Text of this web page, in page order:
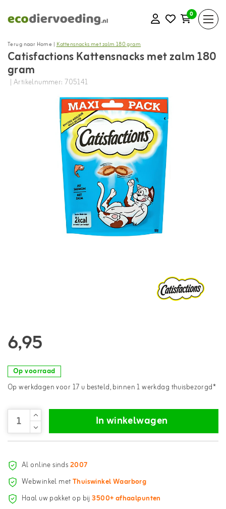
0
Terug naar Home |Kattensnacks met zalm 180 gram
Catisfactions Kattensnacks met zalm 180
gram
| Artikelnummer: 705141
6,95
Op voorraad
Op werkdagen voor 17 u besteld, binnen 1 werkdag thuisbezorgd*
In winkelwagen
Al online sinds2007
Webwinkel metThuiswinkel Waarborg
Haal uw pakket op bij3500+ afhaalpunten